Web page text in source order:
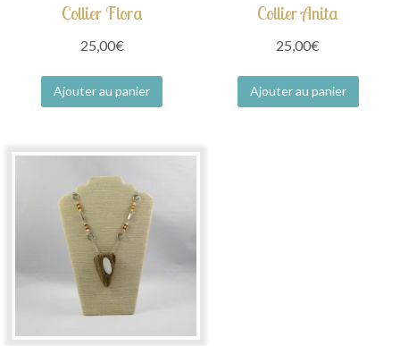
Collier Flora
25,00€
Ajouter au panier
Collier Anita
25,00€
Ajouter au panier